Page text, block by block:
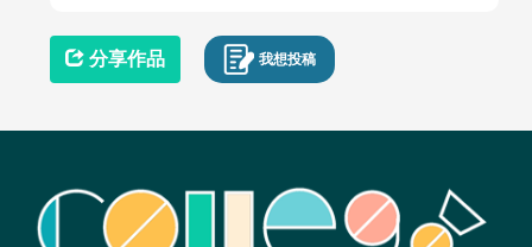
分享作品 我想投稿